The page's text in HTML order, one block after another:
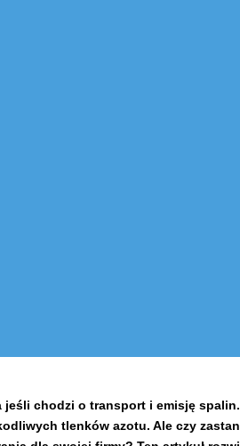
chodzi o transport i emisję
tlenków azotu. Ale czy